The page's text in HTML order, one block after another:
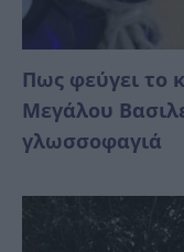
Πως φεύγει το
Μεγάλου
γλωσσοφαγιά